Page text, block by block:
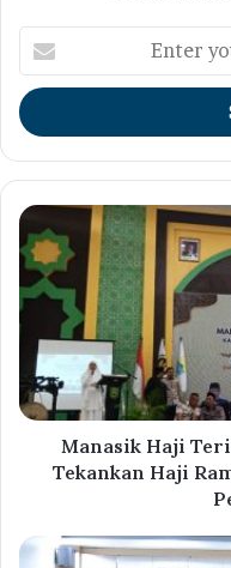
your
Email
address
Manasik Haji
Tekankan Haji